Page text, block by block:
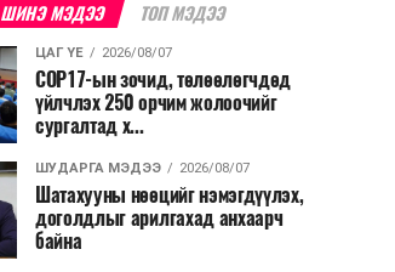
ШИНЭ МЭДЭЭ ТОП МЭДЭЭ
ЦАГ ҮЕ 2026/08/07
COP17-ын зочид, төлөөлөгчдөд
үйлчлэх 250 орчим жолоочийг
сургалтад х...
ШУДАРГА МЭДЭЭ 2026/08/07
Шатахууны нөөцийг нэмэгдүүлэх,
доголдлыг арилгахад анхаарч
байна